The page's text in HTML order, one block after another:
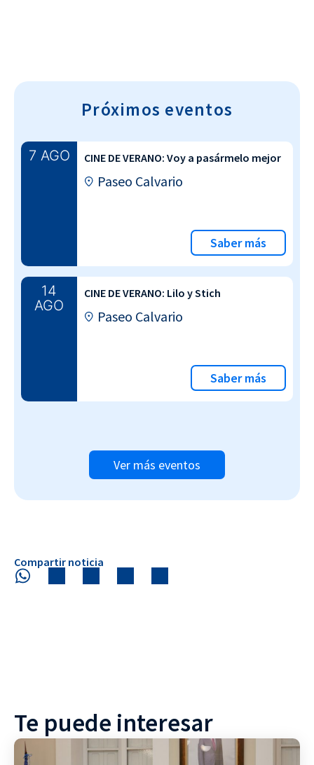
Próximos eventos
7 AGO CINE DE VERANO: Voy a pasármelo mejor
Paseo Calvario
Saber más
14
AGO
CINE DE VERANO: Lilo y Stich
Paseo Calvario
Saber más
Ver más eventos
Compartir noticia
Te puede interesar